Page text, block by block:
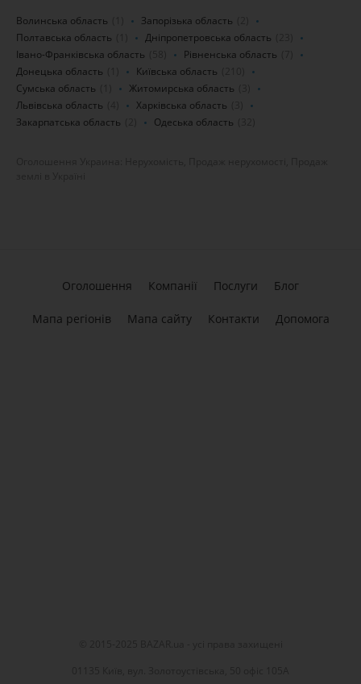
Волинська область Запорізька область
Полтавська область
Дніпропетровська область
Івано-Франківська область
Рівненська область
Донецька область
Київська область
Сумська область
Житомирська область
Львівська область
Харківська область
Закарпатська область
Одеська область
Оголошення Компанії Послуги Блог
Мапа регіонів Мапа сайту Контакти Допомога